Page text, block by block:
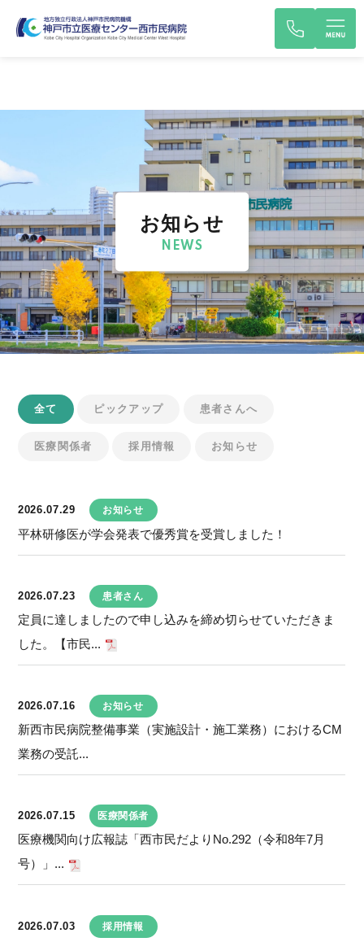
お知らせ
NEWS
全て ピックアップ 患者さんへ
医療関係者 採用情報 お知らせ
2026.07.29 お知らせ
平林研修医が学会発表で優秀賞を受賞しました！
2026.07.23 患者さん
定員に達しましたので申し込みを締め切らせていただきま
した。【市民...
2026.07.16 お知らせ
新西市民病院整備事業（実施設計・施工業務）におけるCM
業務の受託...
2026.07.15 医療関係者
医療機関向け広報誌「西市民だよりNo.292（令和8年7月
号）」...
2026.07.03 採用情報